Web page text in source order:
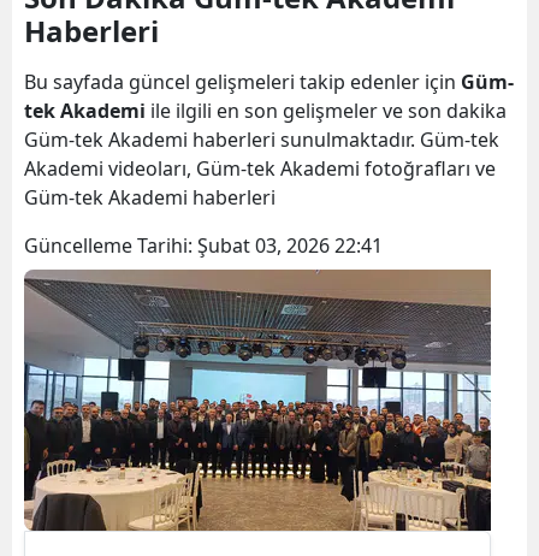
Bingöl
Bitlis
Bolu
Bursa
Çanakkale
Çankırı
Çorum
Denizli
Diyarbakır
Haberleri
Bu sayfada güncel gelişmeleri takip edenler için Güm-
tek Akademi ile ilgili en son gelişmeler ve son dakika
Güm-tek Akademi haberleri sunulmaktadır. Güm-tek
Akademi videoları, Güm-tek Akademi fotoğrafları ve
Güm-tek Akademi haberleri
Güncelleme Tarihi: Şubat 03, 2026 22:41